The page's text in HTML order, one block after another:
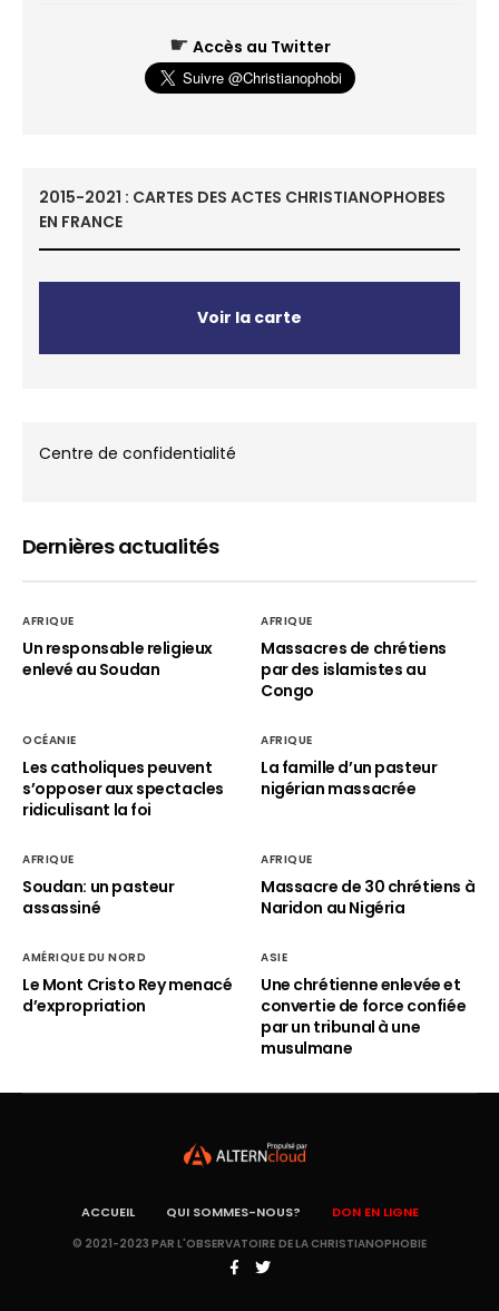
☛ Accès au Twitter
2015-2021 : CARTES DES ACTES CHRISTIANOPHOBES
EN FRANCE
Voir la carte
Centre de confidentialité
Dernières actualités
AFRIQUE
Un responsable religieux
enlevé au Soudan
AFRIQUE
Massacres de chrétiens
par des islamistes au
Congo
OCÉANIE
Les catholiques peuvent
s’opposer aux spectacles
ridiculisant la foi
AFRIQUE
La famille d’un pasteur
nigérian massacrée
AFRIQUE
Soudan: un pasteur
assassiné
AFRIQUE
Massacre de 30 chrétiens à
Naridon au Nigéria
AMÉRIQUE DU NORD
Le Mont Cristo Rey menacé
d’expropriation
ASIE
Une chrétienne enlevée et
convertie de force confiée
par un tribunal à une
musulmane
ACCUEIL QUI SOMMES-NOUS? DON EN LIGNE
© 2021-2023 PAR L'OBSERVATOIRE DE LA CHRISTIANOPHOBIE